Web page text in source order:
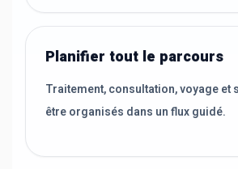
Planifier tout le parcours
Traitement, consultation, voyage et
être organisés dans un flux guidé.